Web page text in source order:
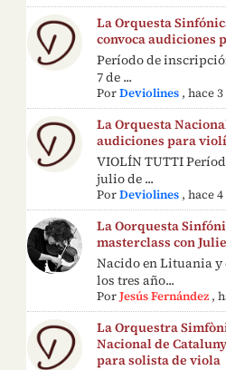
La Orquesta
convoca audiciones
Período de
7 de ...
PorDeviolines ,hace
La Orquesta
audiciones para
VIOLÍN TUTTI
julio de ...
PorDeviolines ,hace
La Oorquesta
masterclass con
Nacido en Lituania y
los tres año...
PorJesús Fernández ,
La Orquestra
Nacional de
para solista de viola